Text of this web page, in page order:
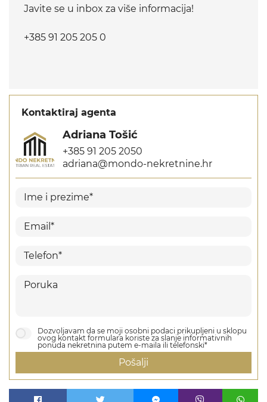
Javite se u inbox za više informacija!
+385 91 205 205 0
Kontaktiraj agenta
Adriana Tošić
+385 91 205 2050
adriana@mondo-nekretnine.hr
Dozvoljavam da se moji osobni podaci prikupljeni u sklopu
ovog kontakt formulara koriste za slanje informativnih
ponuda nekretnina putem e-maila ili telefonski*
Pošalji